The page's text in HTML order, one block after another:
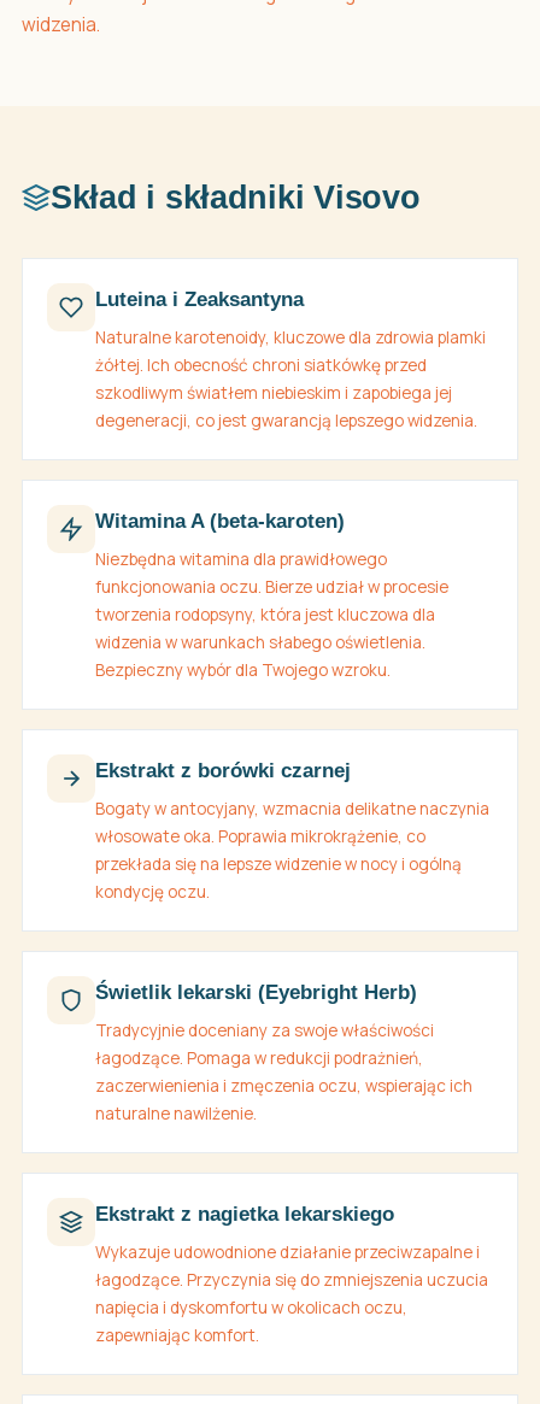
widzenia.
Skład i składniki Visovo
Luteina i Zeaksantyna
Naturalne karotenoidy, kluczowe dla zdrowia plamki
żółtej. Ich obecność chroni siatkówkę przed
szkodliwym światłem niebieskim i zapobiega jej
degeneracji, co jest gwarancją lepszego widzenia.
Witamina A (beta-karoten)
Niezbędna witamina dla prawidłowego
funkcjonowania oczu. Bierze udział w procesie
tworzenia rodopsyny, która jest kluczowa dla
widzenia w warunkach słabego oświetlenia.
Bezpieczny wybór dla Twojego wzroku.
Ekstrakt z borówki czarnej
Bogaty w antocyjany, wzmacnia delikatne naczynia
włosowate oka. Poprawia mikrokrążenie, co
przekłada się na lepsze widzenie w nocy i ogólną
kondycję oczu.
Świetlik lekarski (Eyebright Herb)
Tradycyjnie doceniany za swoje właściwości
łagodzące. Pomaga w redukcji podrażnień,
zaczerwienienia i zmęczenia oczu, wspierając ich
naturalne nawilżenie.
Ekstrakt z nagietka lekarskiego
Wykazuje udowodnione działanie przeciwzapalne i
łagodzące. Przyczynia się do zmniejszenia uczucia
napięcia i dyskomfortu w okolicach oczu,
zapewniając komfort.